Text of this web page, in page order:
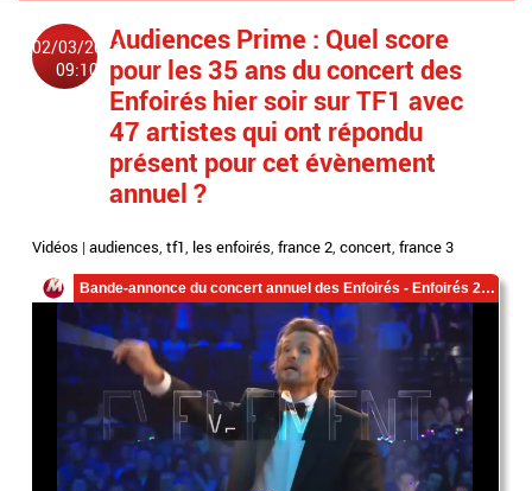
02/03/2024
09:10
Audiences Prime : Quel score
pour les 35 ans du concert des
Enfoirés hier soir sur TF1 avec
47 artistes qui ont répondu
présent pour cet évènement
annuel ?
Vidéos |audiences,tf1, les enfoirés,france 2,concert,france 3